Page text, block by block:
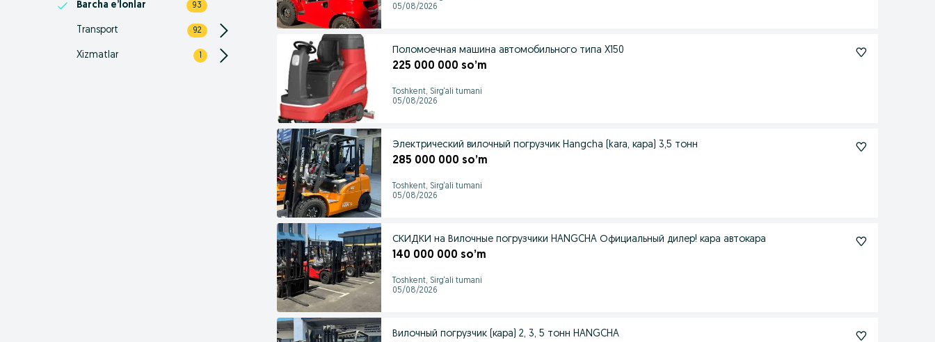
Barcha e’lonlar 93
Transport 92
Xizmatlar
05/08/2026
Поломоечная машина автомобильного типа X150
225 000 000 so’m
Toshkent, Sirg‘ali tumani
05/08/2026
Электрический вилочный погрузчик Hangcha (kara, кара) 3,5 тонн
285 000 000 so’m
Toshkent, Sirg‘ali tumani
05/08/2026
СКИДКИ на Вилочные погрузчики HANGCHA Официальный дилер! кара автокара
140 000 000 so’m
Toshkent, Sirg‘ali tumani
05/08/2026
Вилочный погрузчик (кара) 2, 3, 5 тонн HANGCHA